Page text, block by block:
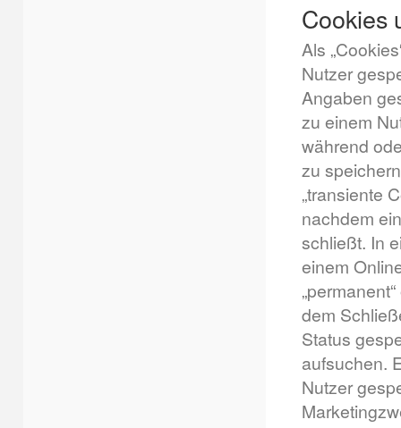
Cookies
Als
Nutzer
Angaben
zu einem
während
zu
„transiente
nachdem
schließt. In
einem
dem
Status
aufsuchen.
Nutzer